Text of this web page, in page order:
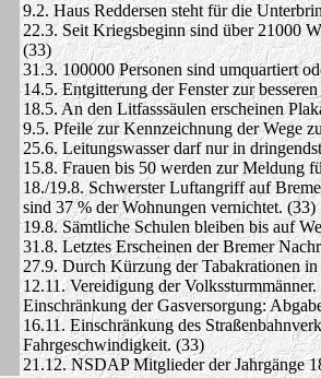
9.2. Haus Reddersen steht für die
22.3. Seit Kriegsbeginn sind über 21000
(33)
31.3. 100000 Personen sind umquartiert
14.5. Entgitterung der Fenster zur
18.5. An den Litfasssäulen erscheinen
9.5. Pfeile zur Kennzeichnung der Wege
25.6. Leitungswasser darf nur in
15.8. Frauen bis 50 werden zur Meldung
18./19.8. Schwerster Luftangriff auf
sind 37 % der Wohnungen vernichtet. (33)
19.8. Sämtliche Schulen bleiben bis auf
31.8. Letztes Erscheinen der Bremer
27.9. Durch Kürzung der Tabakrationen
12.11. Vereidigung der
Einschränkung der Gasversorgung:
16.11. Einschränkung des
Fahrgeschwindigkeit. (33)
21.12. NSDAP Mitglieder der Jahrgänge